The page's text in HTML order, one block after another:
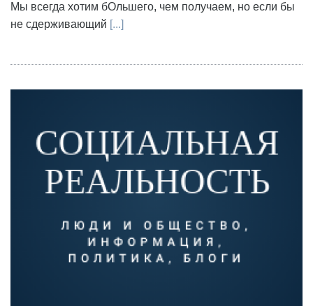
Мы всегда хотим бОльшего, чем получаем, но если бы
не сдерживающий [...]